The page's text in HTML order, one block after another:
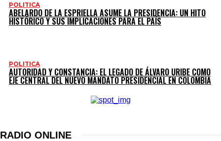
POLITICA
ABELARDO DE LA ESPRIELLA ASUME LA PRESIDENCIA: UN HITO
HISTÓRICO Y SUS IMPLICACIONES PARA EL PAÍS
POLITICA
AUTORIDAD Y CONSTANCIA: EL LEGADO DE ÁLVARO URIBE COMO
EJE CENTRAL DEL NUEVO MANDATO PRESIDENCIAL EN COLOMBIA
RADIO ONLINE